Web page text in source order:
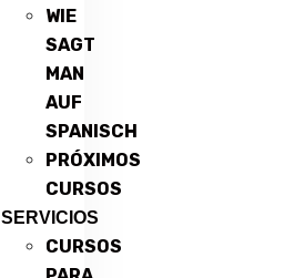
WIE
SAGT
MAN
AUF
SPANISCH
PRÓXIMOS
CURSOS
SERVICIOS
CURSOS